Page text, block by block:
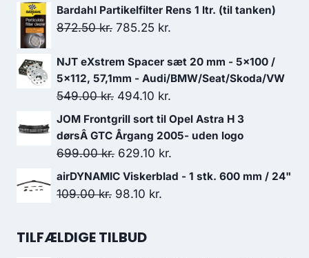
pris
var:
109.00 kr..
pris
98.10 kr..
Bardahl Partikelfilter Rens 1 ltr. (til tanken)
872.50kr. Den
pris
var:
872.50 kr..
785.25 kr.
pris
er:
NJT eXstrem Spacer sæt 20 mm - 5x100 /
5x112, 57,1mm - Audi/BMW/Seat/Skoda/VW
549.00kr. Den
oprindelige
pris
var:
549.00 kr..
494.10 kr.
aktuelle
pris
494.10 kr..
JOM Frontgrill sort til Opel Astra H 3
dørsÂ GTC Årgang 2005- uden logo
699.00kr. Den
oprindelige
pris
629.10 kr.
aktuelle
airDYNAMIC Viskerblad - 1 stk. 600 mm / 24"
109.00kr. Den
pris
98.10 kr.
TILFÆLDIGE TILBUD